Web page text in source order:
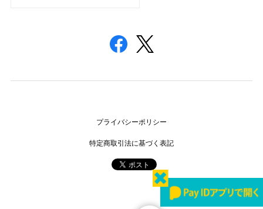
プライバシーポリシー
特定商取引法に基づく表記